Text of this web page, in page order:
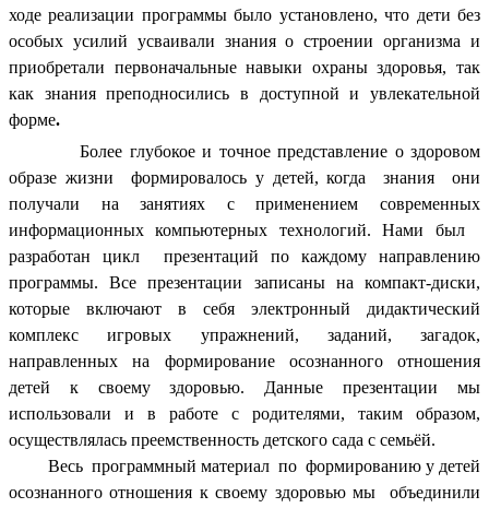
ходе реализации программы было установлено, что дети без
особых усилий усваивали знания о строении организма и
приобретали первоначальные навыки охраны здоровья, так
как знания преподносились в доступной и увлекательной
форме.
Более глубокое и точное представление о здоровом
образе жизни формировалось у детей, когда знания они
получали на занятиях с применением современных
информационных компьютерных технологий. Нами был
разработан цикл презентаций по каждому направлению
программы. Все презентации записаны на компакт-диски,
которые включают в себя электронный дидактический
комплекс игровых упражнений, заданий, загадок,
направленных на формирование осознанного отношения
детей к своему здоровью. Данные презентации мы
использовали и в работе с родителями, таким образом,
осуществлялась преемственность детского сада с семьёй.
Весь программный материал по формированию у детей
осознанного отношения к своему здоровью мы объединили